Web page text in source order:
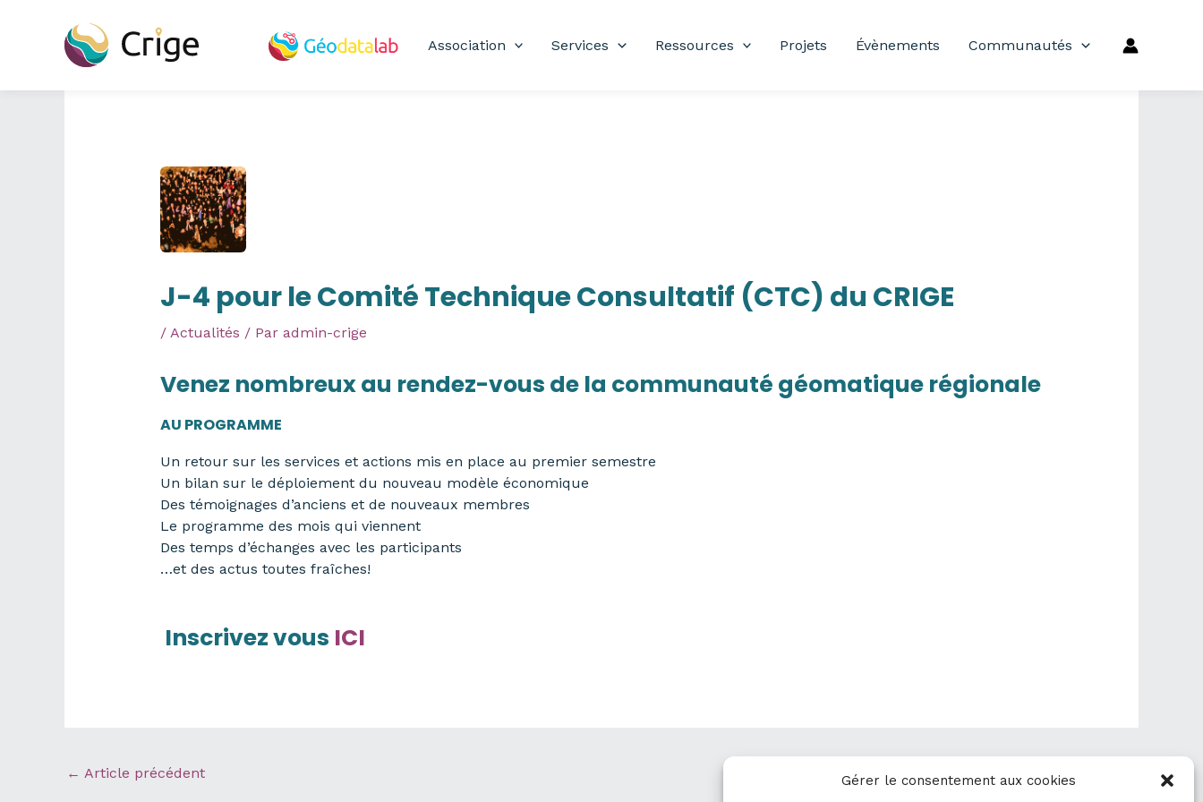
Gérer le consentement aux cookies
Association Services Ressources Projets Évènements Communautés
J-4 pour le Comité Technique Consultatif (CTC) du CRIGE
/ Actualités / Par admin-crige
Venez nombreux au rendez-vous de la communauté géomatique régionale
AU PROGRAMME
Un retour sur les services et actions mis en place au premier semestre
Un bilan sur le déploiement du nouveau modèle économique
Des témoignages d’anciens et de nouveaux membres
Le programme des mois qui viennent
Des temps d’échanges avec les participants
…et des actus toutes fraîches!
Inscrivez vous ICI
← Article précédent Article suivant